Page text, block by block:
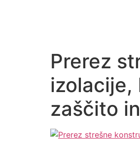
Prerez
izolacije,
zaščito